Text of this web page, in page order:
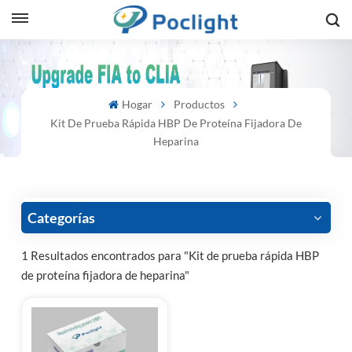
Hogar
Productos
Kit De Prueba Rápida HBP De Proteína Fijadora De
Heparina
Categorías
1 Resultados encontrados para "Kit de prueba rápida HBP
de proteína fijadora de heparina"